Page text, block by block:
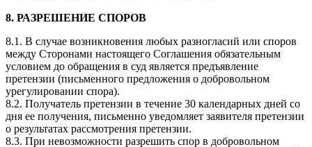
8. РАЗРЕШЕНИЕ СПОРОВ
8.1. В случае возникновения любых разногласий или споров
между Сторонами настоящего Соглашения обязательным
условием до обращения в суд является предъявление
претензии (письменного предложения о добровольном
урегулировании спора).
8.2. Получатель претензии в течение 30 календарных дней со
дня ее получения, письменно уведомляет заявителя претензии
о результатах рассмотрения претензии.
8.3. При невозможности разрешить спор в добровольном